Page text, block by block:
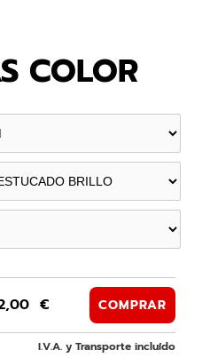
COLOR
€ COMPRAR
I.V.A. y Transporte incluído